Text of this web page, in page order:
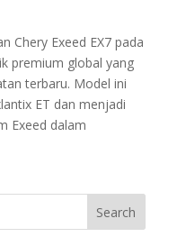
Chery Exeed EX7 pada
premium global yang
terbaru. Model ini
ET dan menjadi
Exeed dalam
Search